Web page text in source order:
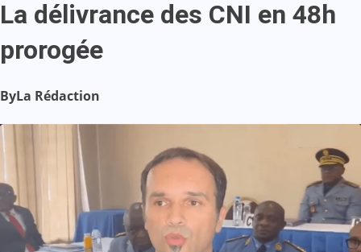
La délivrance des CNI en 48h
prorogée
ByLa Rédaction